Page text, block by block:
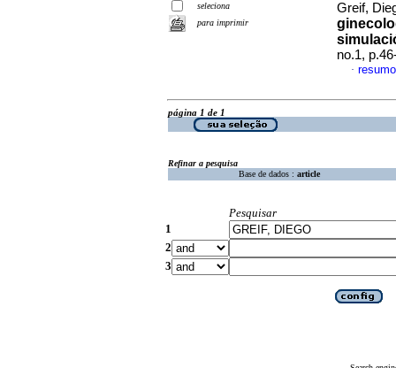
seleciona
para imprimir
Greif,
no.1,
·
página 1 de 1
Refinar a pesquisa
Base de dados : article
Pesquisar
1
2
3